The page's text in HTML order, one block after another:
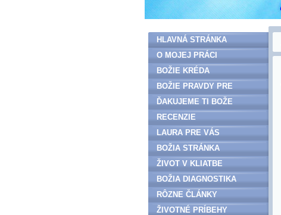
HLAVNÁ STRÁNKA
O MOJEJ PRÁCI
BOŽIE KRÉDA
BOŽIE PRAVDY PRE
ĽUDSTVO
ĎAKUJEME TI BOŽE
RECENZIE
LAURA PRE VÁS
BOŽIA STRÁNKA
ŽIVOT V KLIATBE
BOŽIA DIAGNOSTIKA
RÔZNE ČLÁNKY
ŽIVOTNÉ PRÍBEHY